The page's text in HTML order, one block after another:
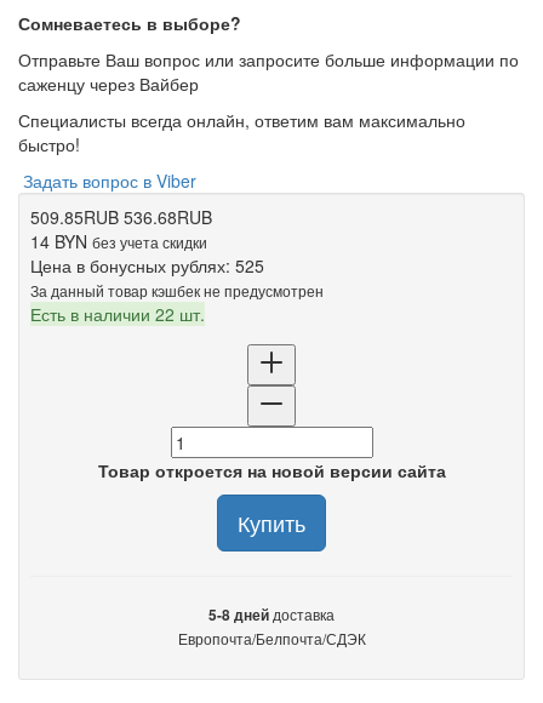
Сомневаетесь в выборе?
Отправьте Ваш вопрос или запросите больше информации по
саженцу через Вайбер
Специалисты всегда онлайн, ответим вам максимально
быстро!
Задать вопрос в Viber
509.85RUB 536.68RUB
14 BYN без учета скидки
Цена в бонусных рублях: 525
За данный товар кэшбек не предусмотрен
Есть в наличии 22 шт.
Товар откроется на новой версии сайта
Купить
5-8 дней доставка
Европочта/Белпочта/СДЭК